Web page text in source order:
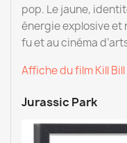
pop. Le jaune,
énergie explosive et
fu et au cinéma
Affiche du film Kill Bill
Jurassic Park